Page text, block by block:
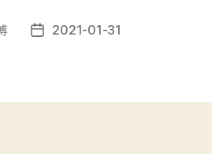
发 2021-01-31